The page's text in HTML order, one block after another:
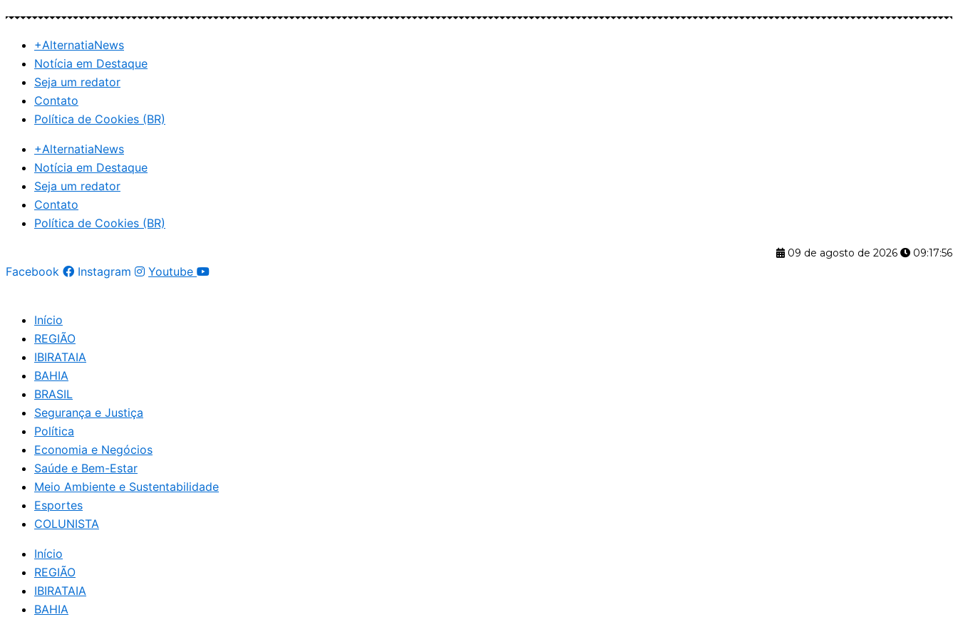
conteúdo
+AlternatiaNews
Notícia em Destaque
Seja um redator
Contato
Política de Cookies (BR)
+AlternatiaNews
Notícia em Destaque
Seja um redator
Contato
Política de Cookies (BR)
09 de agosto de 2026 09:17:57
Facebook Instagram Youtube
Início
REGIÃO
IBIRATAIA
BAHIA
BRASIL
Segurança e Justiça
Política
Economia e Negócios
Saúde e Bem-Estar
Meio Ambiente e Sustentabilidade
Esportes
COLUNISTA
Início
REGIÃO
IBIRATAIA
BAHIA